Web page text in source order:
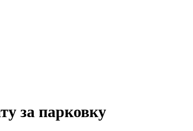
за парковку